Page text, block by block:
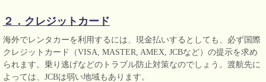
２．クレジットカード
海外でレンタカーを利用するには、現金払いするとしても、必ず国際
クレジットカード（VISA, MASTER, AMEX, JCBなど）の提示を求め
られます。乗り逃げなどのトラブル防止対策なのでしょう。渡航先に
よっては、JCBは弱い地域もあります。